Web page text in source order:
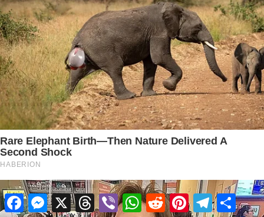
FacebookMessenger
X ThreadsViberWhatsApp
RedditPinterestTelegram
Share